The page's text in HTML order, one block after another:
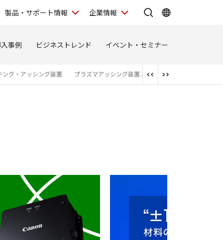
製品・サポート情報 企業情報
事例 ビジネストレンド イベント・セミナー
ング・アッシング装置 プラズマアッシング装置／高性能ランプアニーリング